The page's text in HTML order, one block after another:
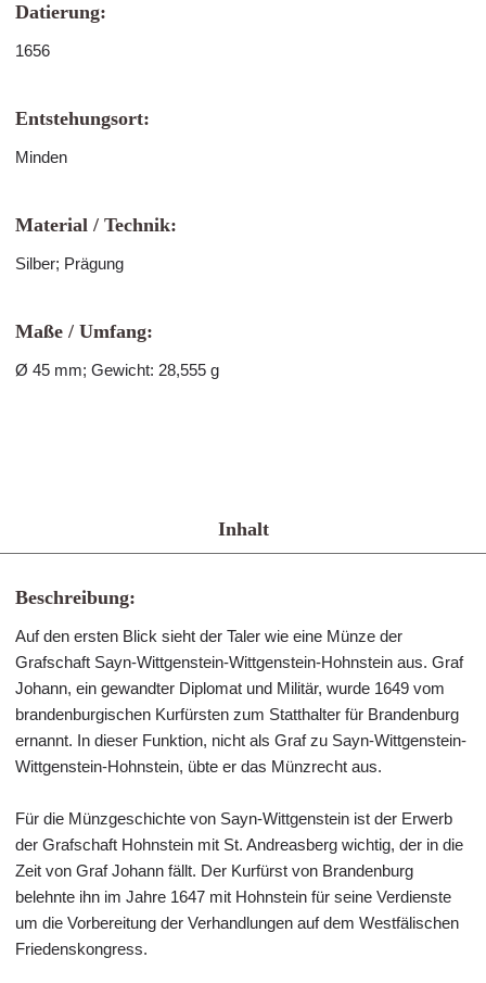
Datierung:
1656
Entstehungsort:
Minden
Material / Technik:
Silber; Prägung
Maße / Umfang:
Ø 45 mm; Gewicht: 28,555 g
Inhalt
Beschreibung:
Auf den ersten Blick sieht der Taler wie eine Münze der
Grafschaft Sayn-Wittgenstein-Wittgenstein-Hohnstein aus. Graf
Johann, ein gewandter Diplomat und Militär, wurde 1649 vom
brandenburgischen Kurfürsten zum Statthalter für Brandenburg
ernannt. In dieser Funktion, nicht als Graf zu Sayn-Wittgenstein-
Wittgenstein-Hohnstein, übte er das Münzrecht aus.
Für die Münzgeschichte von Sayn-Wittgenstein ist der Erwerb
der Grafschaft Hohnstein mit St. Andreasberg wichtig, der in die
Zeit von Graf Johann fällt. Der Kurfürst von Brandenburg
belehnte ihn im Jahre 1647 mit Hohnstein für seine Verdienste
um die Vorbereitung der Verhandlungen auf dem Westfälischen
Friedenskongress.